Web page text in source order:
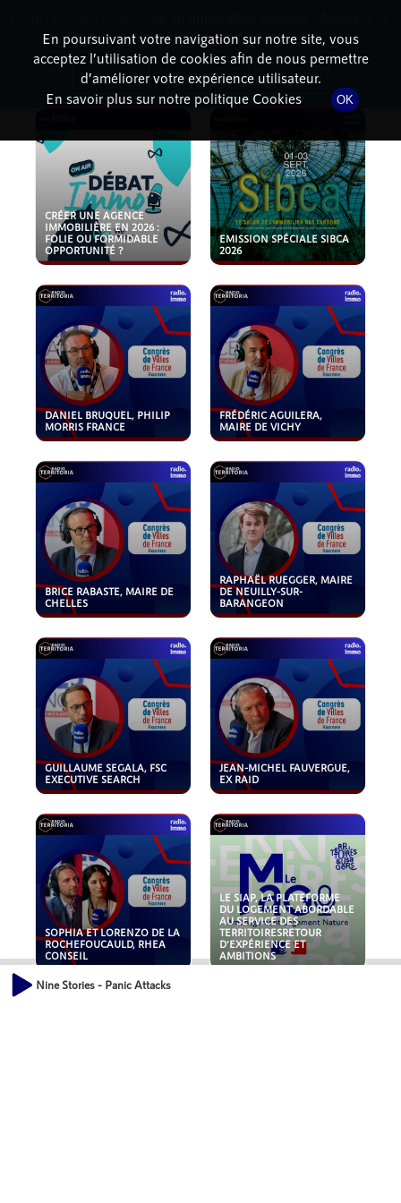
PODCASTS
CRÉER UNE AGENCE
IMMOBILIÈRE EN 2026 :
FOLIE OU FORMIDABLE
OPPORTUNITÉ ?
EMISSION SPÉCIALE SIBCA
2026
DANIEL BRUQUEL, PHILIP
MORRIS FRANCE
FRÉDÉRIC AGUILERA,
MAIRE DE VICHY
BRICE RABASTE, MAIRE DE
CHELLES
RAPHAËL RUEGGER, MAIRE
DE NEUILLY-SUR-
BARANGEON
GUILLAUME SEGALA, FSC
EXECUTIVE SEARCH
JEAN-MICHEL FAUVERGUE,
EX RAID
SOPHIA ET LORENZO DE LA
ROCHEFOUCAULD, RHEA
CONSEIL
LE SIAP, LA PLATEFORME
DU LOGEMENT ABORDABLE
AU SERVICE DES
TERRITOIRESRETOUR
D'EXPÉRIENCE ET
AMBITIONS
Nine Stories - Panic Attacks
En poursuivant votre navigation sur notre site, vous
acceptez l’utilisation de cookies afin de nous permettre
d’améliorer votre expérience utilisateur.
En savoir plus sur notre politique Cookies
OK
dessous pour l'installer.
Non merci Télécharger l'application